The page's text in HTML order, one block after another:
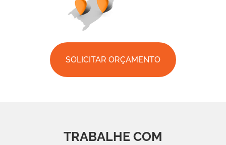
SOLICITAR ORÇAMENTO
TRABALHE COM